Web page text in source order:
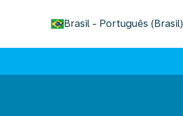
Brasil - Português (Brasil)
keyboard_arrow_down